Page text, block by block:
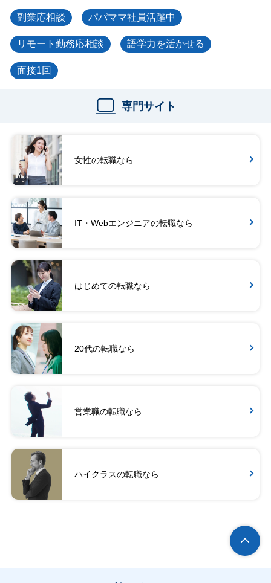
副業応相談 パパママ社員活躍中
リモート勤務応相談 語学力を活かせる
面接1回
専門サイト
女性の転職なら
IT・Webエンジニアの転職なら
はじめての転職なら
20代の転職なら
営業職の転職なら
ハイクラスの転職なら